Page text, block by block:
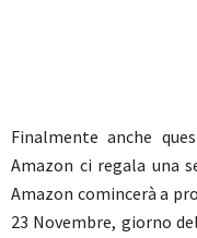
Finalmente anche
Amazon ci regala una
Amazon comincerà a
23 Novembre, giorno